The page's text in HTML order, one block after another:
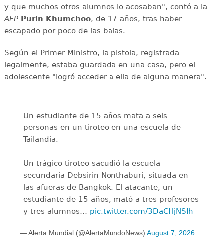
y que muchos otros alumnos lo acosaban", contó a la
AFP Purin Khumchoo, de 17 años, tras haber
escapado por poco de las balas.
Según el Primer Ministro, la pistola, registrada
legalmente, estaba guardada en una casa, pero el
adolescente "logró acceder a ella de alguna manera".
Un estudiante de 15 años mata a seis
personas en un tiroteo en una escuela de
Tailandia.
Un trágico tiroteo sacudió la escuela
secundaria Debsirin Nonthaburi, situada en
las afueras de Bangkok. El atacante, un
estudiante de 15 años, mató a tres profesores
y tres alumnos… pic.twitter.com/3DaCHjNSIh
— Alerta Mundial (@AlertaMundoNews) August 7, 2026